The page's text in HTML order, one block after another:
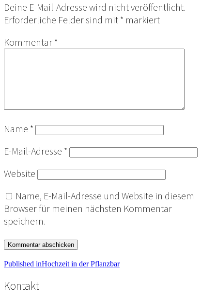
Deine E-Mail-Adresse wird nicht veröffentlicht.
Erforderliche Felder sind mit* markiert
Kommentar*
Name *
E-Mail-Adresse *
Website
Name, E-Mail-Adresse und Website in diesem
Browser für meinen nächsten Kommentar
speichern.
Beitragsnavigation
Published inHochzeit in der Pflanzbar
Kontakt